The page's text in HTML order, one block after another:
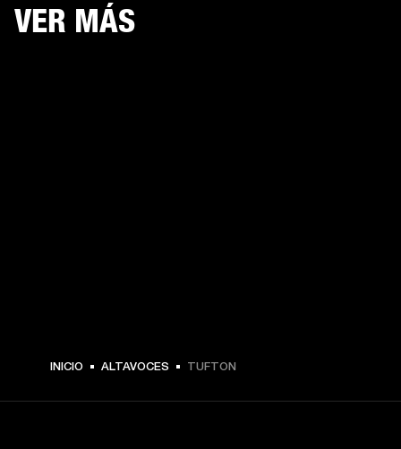
$ 479.99 -
VER MÁS
INICIO ALTAVOCES TUFTON